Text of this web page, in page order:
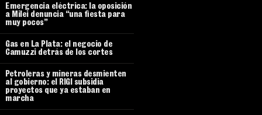
Emergencia eléctrica: la oposición
a Milei denuncia “una fiesta para
muy pocos”
Gas en La Plata: el negocio de
Camuzzi detrás de los cortes
Petroleras y mineras desmienten
al gobierno: el RIGI subsidia
proyectos que ya estaban en
marcha